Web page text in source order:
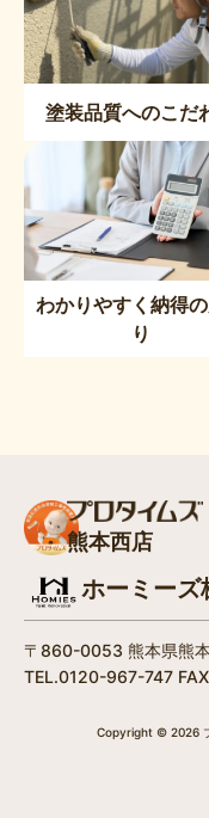
塗装品質へのこだ
わかりやすく納得
り
熊本西店
ホーミーズ
〒860-0053 熊本県熊
TEL.0120-967-747
Copyright © 2026